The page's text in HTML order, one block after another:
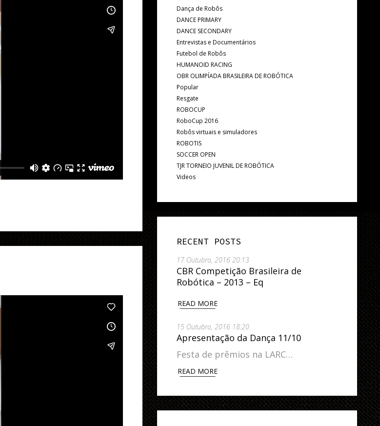
Dança de Robôs
DANCE PRIMARY
DANCE SECONDARY
Entrevistas e Documentários
Futebol de Robôs
HUMANOID RACING
OBR OLIMPÍADA BRASILEIRA DE ROBÓTICA
Popular
Resgate
ROBOCUP
RoboCup 2016
Robôs virtuais e simuladores
ROBOTIS
SOCCER OPEN
TJR TORNEIO JUVENIL DE ROBÓTICA
Videos
RECENT POSTS
17 Outubro, 2016 20:13
CBR Competição Brasileira de
Robótica – 2013 – Eq
READ MORE
15 Outubro, 2016 18:20
Apresentação da Dança 11/10
Festa de prêmios na LARC…
READ MORE